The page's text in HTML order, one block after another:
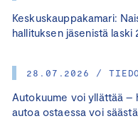
Keskuskauppakamari:
hallituksen jäsenistä laski
28.07.2026 /
Autokuume voi yllättää
autoa ostaessa voi